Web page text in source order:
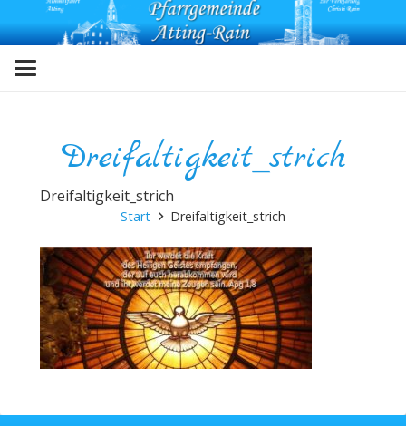
Dreifaltigkeit_strich
Dreifaltigkeit_strich
Start Dreifaltigkeit_strich